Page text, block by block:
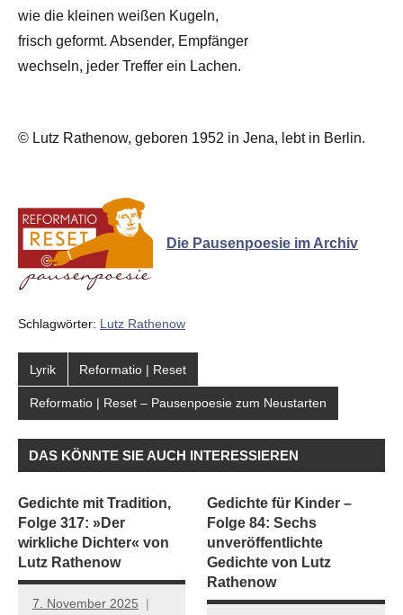
wie die kleinen weißen Kugeln,
frisch geformt. Absender, Empfänger
wechseln, jeder Treffer ein Lachen.
© Lutz Rathenow, geboren 1952 in Jena, lebt in Berlin.
Die Pausenpoesie im Archiv
Schlagwörter: Lutz Rathenow
Lyrik Reformatio | Reset
Reformatio | Reset – Pausenpoesie zum Neustarten
DAS KÖNNTE SIE AUCH INTERESSIEREN
Gedichte mit Tradition,
Folge 317: »Der
wirkliche Dichter« von
Lutz Rathenow
7. November 2025
Gedichte für Kinder –
Folge 84: Sechs
unveröffentlichte
Gedichte von Lutz
Rathenow